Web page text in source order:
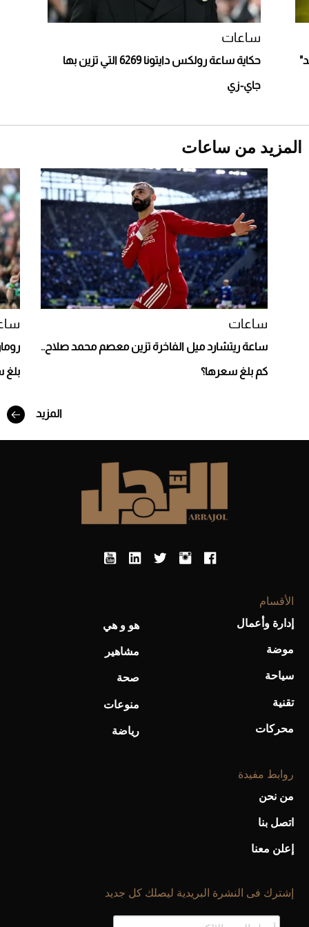
أغلى 10 عطور في العالم للرجال تمنحك فخامة
استثنائية
Aston Martin Valiant: على هوى الأبطال
أفضل تدريج للشعر الطويل لإطلالة جريئة وعصرية
أحذية Mary Jane: ترف وأناقة للرجال
ساعات
حكاية ساعة رولكس دايتونا 6269 التي تزين بها
جاي-زي
المزيد من ساعات
ساعات
ساعة ريتشارد ميل الفاخرة تزين معصم محمد صلاح..
كم بلغ سعرها؟ بلغ
المزيد
الأقسام
إدارة وأعمال
موضة
سياحة
تقنية
محركات
هو و هي
مشاهير
صحة
منوعات
رياضة
روابط مفيدة
من نحن
اتصل بنا
إعلن معنا
إشترك فى النشرة البريدية ليصلك كل جديد